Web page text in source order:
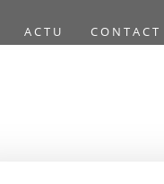
ACTU CONTACT